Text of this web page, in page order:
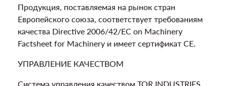
Продукция, поставляемая на рынок стран
Европейского союза, соответствует требованиям
качества Directive 2006/42/EC on Machinery
Factsheet for Machinery и имеет сертификат CE.
УПРАВЛЕНИЕ КАЧЕСТВОМ
Система управления качеством TOR INDUSTRIES